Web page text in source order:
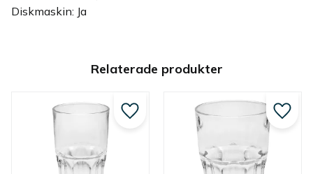
Diskmaskin: Ja
Relaterade produkter
Lägg till i favoriter Lägg